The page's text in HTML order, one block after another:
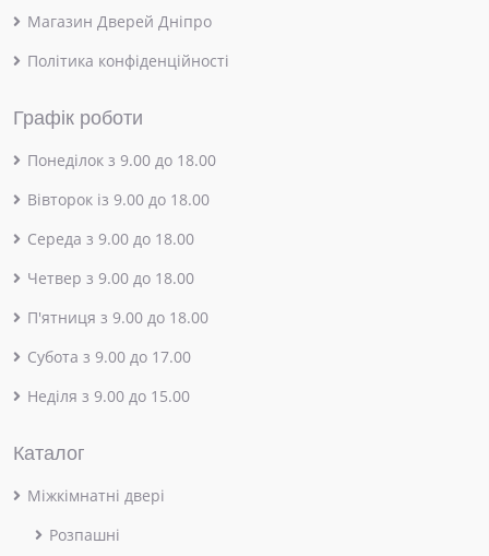
Магазин Дверей Дніпро
Політика конфіденційності
Графік роботи
Понеділок з 9.00 до 18.00
Вівторок із 9.00 до 18.00
Середа з 9.00 до 18.00
Четвер з 9.00 до 18.00
П'ятниця з 9.00 до 18.00
Субота з 9.00 до 17.00
Неділя з 9.00 до 15.00
Каталог
Міжкімнатні двері
Розпашні